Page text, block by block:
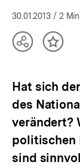
30.01.2013 / 2
TeilenInhalt
Hat sich
des
verändert?
politischen
sind